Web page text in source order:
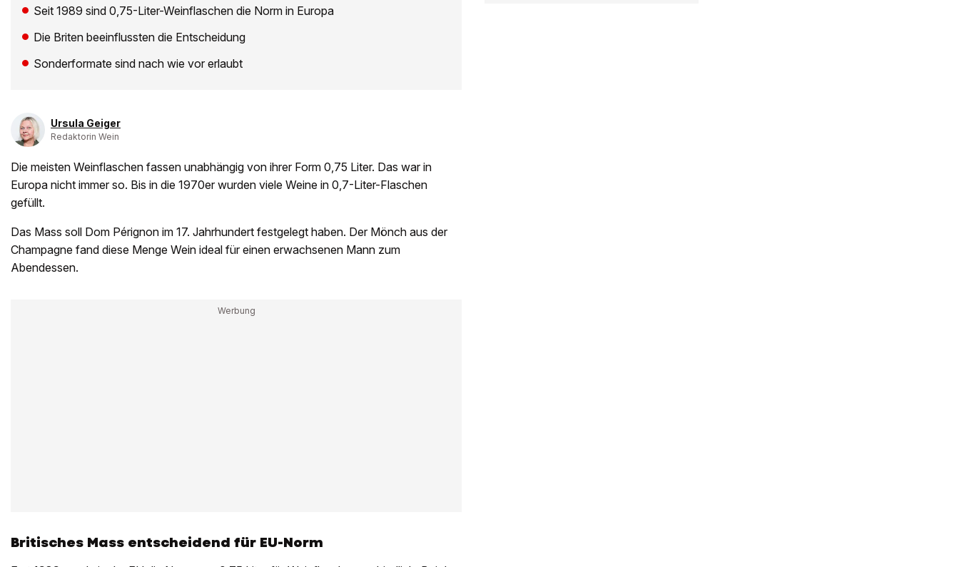
Seit 1989 sind 0,75-Liter-Weinflaschen die Norm in Europa
Die Briten beeinflussten die Entscheidung
Sonderformate sind nach wie vor erlaubt
Ursula Geiger
Redaktorin Wein
Die meisten Weinflaschen fassen unabhängig von ihrer Form 0,75 Liter. Das war in
Europa nicht immer so. Bis in die 1970er wurden viele Weine in 0,7-Liter-Flaschen
gefüllt.
Das Mass soll Dom Pérignon im 17. Jahrhundert festgelegt haben. Der Mönch aus der
Champagne fand diese Menge Wein ideal für einen erwachsenen Mann zum
Abendessen.
Britisches Mass entscheidend für EU-Norm